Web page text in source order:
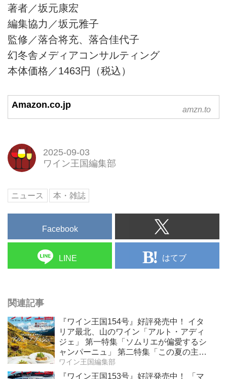
著者／坂元康宏
編集協力／坂元雅子
監修／落合将充、落合佳代子
幻冬舎メディアコンサルティング
本体価格／1463円（税込）
Amazon.co.jp amzn.to
2025-09-03
ワイン王国編集部
ニュース 本・雑誌
Facebook
LINE はてブ
関連記事
『ワイン王国154号』好評発売中！ イタ
リア最北、山のワイン「アルト・アディ
ジェ」 第一特集「ソムリエが偏愛するシ
ャンパーニュ」 第二特集「この夏の主
役！ ナチュラルなロゼワイン」
ワイン王国編集部
『ワイン王国153号』好評発売中！ 「マ